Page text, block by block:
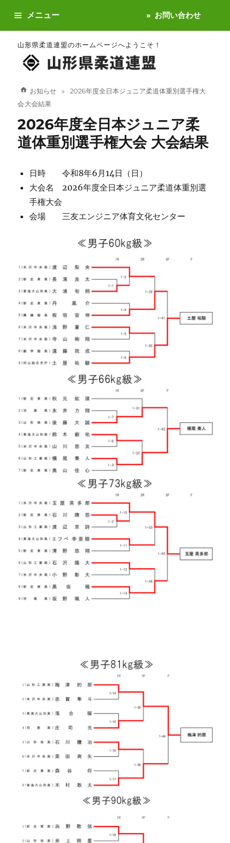
山形県柔道連盟のホームページへようこそ！
メニュー お問い合わせ
お知らせ
2026年度全日本ジュニア柔道体重別選手権大
会 大会結果
2026年度全日本ジュニア柔
道体重別選手権大会 大会結果
日時 令和8年6月14日（日）
大会名 2026年度全日本ジュニア柔道体重別選
手権大会
会場 三友エンジニア体育文化センター